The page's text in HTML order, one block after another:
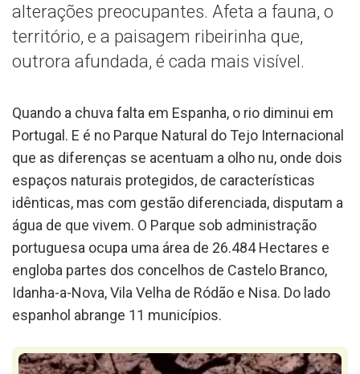
alterações preocupantes. Afeta a fauna, o
território, e a paisagem ribeirinha que,
outrora afundada, é cada mais visível.
Quando a chuva falta em Espanha, o rio diminui em
Portugal. E é no Parque Natural do Tejo Internacional
que as diferenças se acentuam a olho nu, onde dois
espaços naturais protegidos, de características
idênticas, mas com gestão diferenciada, disputam a
água de que vivem. O Parque sob administração
portuguesa ocupa uma área de 26.484 Hectares e
engloba partes dos concelhos de Castelo Branco,
Idanha-a-Nova, Vila Velha de Ródão e Nisa. Do lado
espanhol abrange 11 municípios.